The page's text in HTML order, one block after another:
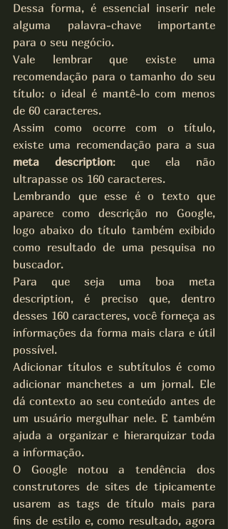
Dessa forma, é essencial inserir nele
alguma palavra-chave importante
para o seu negócio.
Vale lembrar que existe uma
recomendação para o tamanho do seu
título: o ideal é mantê-lo com menos
de 60 caracteres.
Assim como ocorre com o título,
meta description: que ela não
ultrapasse os 160 caracteres.
Lembrando que esse é o texto que
aparece como descrição no Google,
logo abaixo do título também exibido
como resultado de uma pesquisa no
buscador.
Para que seja uma boa meta
description, é preciso que, dentro
desses 160 caracteres, você forneça as
informações da forma mais clara e útil
possível.
Adicionar títulos e subtítulos é como
adicionar manchetes a um jornal. Ele
dá contexto ao seu conteúdo antes de
um usuário mergulhar nele. E também
ajuda a organizar e hierarquizar toda
a informação.
O Google notou a tendência dos
construtores de sites de tipicamente
usarem as tags de título mais para
fins de estilo e, como resultado, agora